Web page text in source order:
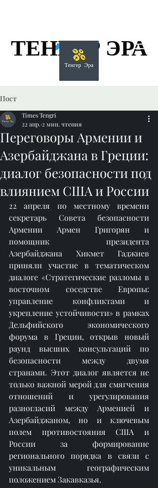
ТЕНГЕР ЭРА
ТЕНГЕР ЭРА
Пост
Переговоры Армении и
Азербайджана в Греции:
диалог безопасности под
влиянием США и России
Times Tengri
22 апр. 2 мин. чтения
22 апреля по местному времени
секретарь Совета безопасности
Армении Армен Григорян и
помощник президента
Азербайджана Хикмет Гаджиев
приняли участие в тематическом
диалоге «Стратегические разломы в
восточном соседстве Европы:
управление конфликтами и
укрепление устойчивости» в рамках
Дельфийского экономического
форума в Греции, открыв новый
раунд высших консультаций по
безопасности между двумя
странами. Этот диалог является не
только важной мерой для смягчения
отношений и урегулирования
разногласий между Арменией и
Азербайджаном, но и ключевым
полем противостояния США и
России за формирование
регионального порядка в связи с
уникальным географическим
положением Закавказья.